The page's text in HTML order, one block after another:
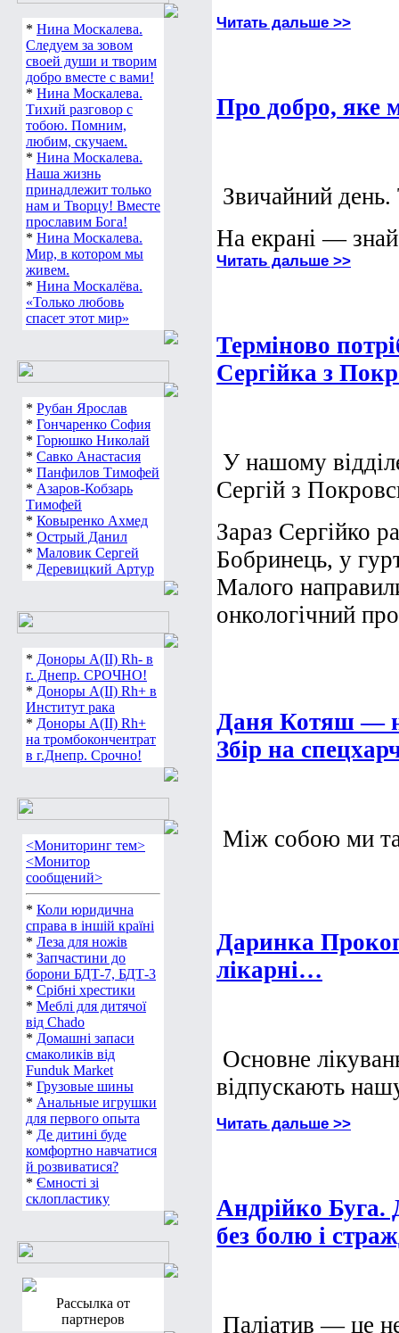
* Нина Москалева.
Следуем за зовом
своей души и творим
добро вместе с вами!
* Нина Москалева.
Тихий разговор с
тобою. Помним,
любим, скучаем.
* Нина Москалева.
Наша жизнь
принадлежит только
нам и Творцу! Вместе
прославим Бога!
* Нина Москалева.
Мир, в котором мы
живем.
* Нина Москалёва.
«Только любовь
спасет этот мир»
* Рубан Ярослав
* Гончаренко София
* Горюшко Николай
* Савко Анастасия
* Панфилов Тимофей
* Азаров-Кобзарь
Тимофей
* Ковыренко Ахмед
* Острый Данил
* Маловик Сергей
* Деревицкий Артур
* Доноры А(ІІ) Rh- в
г. Днепр. СРОЧНО!
* Доноры А(ІІ) Rh+ в
Институт рака
* Доноры А(ІІ) Rh+
на тромбокончентрат
в г.Днепр. Срочно!
<Мониторинг тем>
<Монитор
сообщений>
* Коли юридична
справа в іншій країні
* Леза для ножів
* Запчастини до
борони БДТ-7, БДТ-3
* Срібні хрестики
* Меблі для дитячої
від Chado
* Домашні запаси
смаколиків від
Funduk Market
* Грузовые шины
* Анальные игрушки
для первого опыта
* Де дитині буде
комфортно навчатися
й розвиватися?
* Ємності зі
склопластику
Рассылка от
партнеров
Читать дальше >>
Про добро, яке
Звичайний
На екрані —
Читать дальше >>
Терміново
Сергійка з
У нашому
Сергій з
Зараз Сергійко
Бобринець, у
Малого
онкологічний
Даня Котяш —
Збір на
Між собою ми
Даринка
лікарні…
Основне
відпускають
Читать дальше >>
Андрійко Буга.
без болю і
Паліатив — це